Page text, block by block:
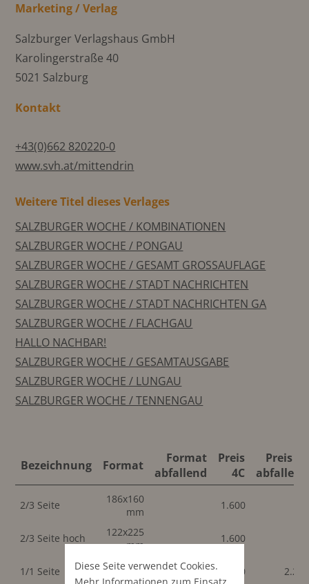
Marketing / Verlag
Salzburger Verlagshaus GmbH
Karolingerstraße 40
5021 Salzburg
Kontakt
+43(0)662 820220-0
www.svh.at/mittendrin
Weitere Titel dieses Verlages
SALZBURGER WOCHE / KOMBINATIONEN
SALZBURGER WOCHE / PONGAU
SALZBURGER WOCHE / GESAMT GROSSAUFLAGE
SALZBURGER WOCHE / STADT NACHRICHTEN
SALZBURGER WOCHE / STADT NACHRICHTEN GA
SALZBURGER WOCHE / FLACHGAU
HALLO NACHBAR!
SALZBURGER WOCHE / GESAMTAUSGABE
SALZBURGER WOCHE / LUNGAU
SALZBURGER WOCHE / TENNENGAU
Bezeichnung Format
Format
abfallend
Preis
4C
Preis 4C
abfallend
2/3 Seite
186x160
mm
1.600
2/3 Seite hoch
122x225
mm
1.600
1/1 Seite
186x225
mm
210x270
mm
2.250 2.250
Diese Seite verwendet Cookies.